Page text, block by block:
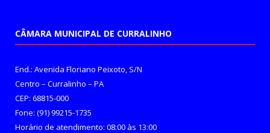
CÂMARA MUNICIPAL DE CURRALINHO
End.: Avenida Floriano Peixoto, S/N
Centro – Curralinho – PA
CEP: 68815-000
Fone: (91) 99215-1735
Horário de atendimento: 08:00 às 13:00